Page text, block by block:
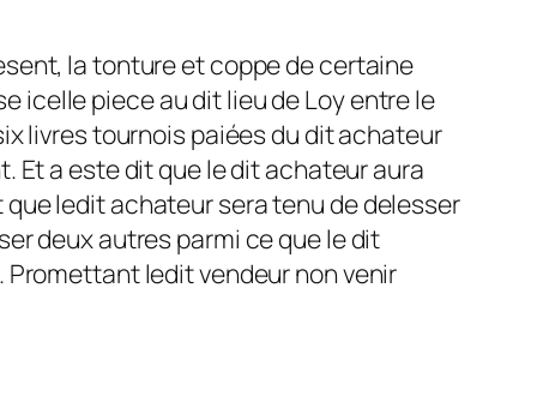
la tonture et coppe de certaine
icelle piece au dit lieu de Loy entre le
livres tournois paiées du dit achateur
Et a este dit que le dit achateur aura
ledit achateur sera tenu de delesser
deux autres parmi ce que le dit
ledit vendeur non venir